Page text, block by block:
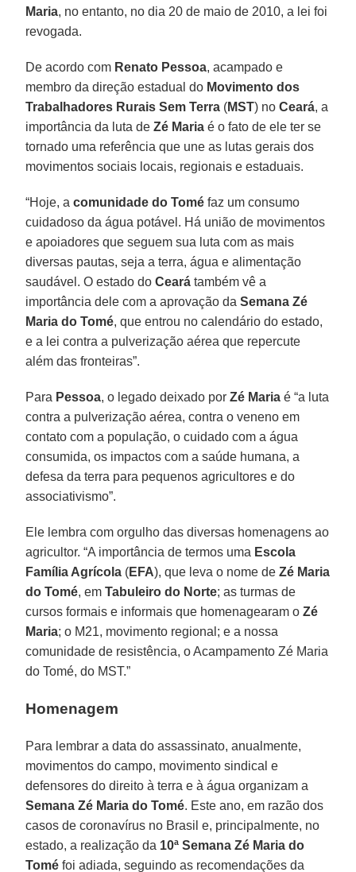
Maria, no entanto, no dia 20 de maio de 2010, a lei foi
revogada.
De acordo com Renato Pessoa, acampado e
membro da direção estadual do Movimento dos
Trabalhadores Rurais Sem Terra (MST) noCeará, a
importância da luta deZé Maria é o fato de ele ter se
tornado uma referência que une as lutas gerais dos
movimentos sociais locais, regionais e estaduais.
“Hoje, acomunidade do Tomé faz um consumo
cuidadoso da água potável. Há união de movimentos
e apoiadores que seguem sua luta com as mais
diversas pautas, seja a terra, água e alimentação
saudável. O estado doCeará também vê a
importância dele com a aprovação daSemana Zé
Maria do Tomé, que entrou no calendário do estado,
e a lei contra a pulverização aérea que repercute
além das fronteiras”.
Para Pessoa, o legado deixado porZé Maria é “a luta
contra a pulverização aérea, contra o veneno em
contato com a população, o cuidado com a água
consumida, os impactos com a saúde humana, a
defesa da terra para pequenos agricultores e do
associativismo”.
Ele lembra com orgulho das diversas homenagens ao
agricultor. “A importância de termos uma Escola
Família Agrícola (EFA), que leva o nome deZé Maria
do Tomé, emTabuleiro do Norte; as turmas de
cursos formais e informais que homenagearam oZé
Maria; o M21, movimento regional; e a nossa
comunidade de resistência, o Acampamento Zé Maria
do Tomé, do MST.”
Homenagem
Para lembrar a data do assassinato, anualmente,
movimentos do campo, movimento sindical e
defensores do direito à terra e à água organizam a
Semana Zé Maria do Tomé. Este ano, em razão dos
casos de coronavírus no Brasil e, principalmente, no
estado, a realização da 10ª Semana Zé Maria do
Tomé foi adiada, seguindo as recomendações da